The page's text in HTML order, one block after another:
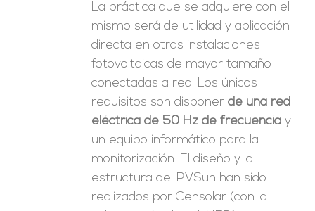
La práctica que se adquiere con el
mismo será de utilidad y aplicación
directa en otras instalaciones
fotovoltaicas de mayor tamaño
conectadas a red. Los únicos
requisitos son disponerde una red
eléctrica de 50 Hz de frecuencia y
un equipo informático para la
monitorización. El diseño y la
estructura del PVSun han sido
realizados por Censolar (con la